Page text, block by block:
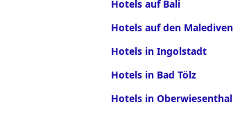
Hotels auf Bali
Hotels auf den Malediven
Hotels in Ingolstadt
Hotels in Bad Tölz
Hotels in Oberwiesenthal